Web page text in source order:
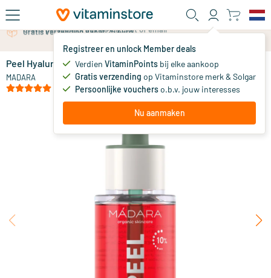
Ga naar de hoofdinhoud
Registreer en unlock Member deals
Verdien VitaminPoints bij elke aankoop
Gratis verzending op Vitaminstore merk & Solgar
Persoonlijke voucherso.b.v. jouw interesses
Nu aanmaken
Peel Hyaluron Intense Serum
MADARA
32.